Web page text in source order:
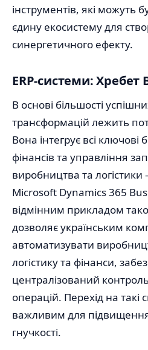
інструментів, які можуть
єдину екосистему для
синергетичного ефекту.
ERP-системи: Хребет
В основі більшості
трансформацій лежить
Вона інтегрує всі ключові
фінансів та управління
виробництва та
Microsoft Dynamics 365
відмінним прикладом
дозволяє українським
автоматизувати
логістику та фінанси,
централізований
операцій. Перехід на такі
важливим для підвищення
гнучкості.